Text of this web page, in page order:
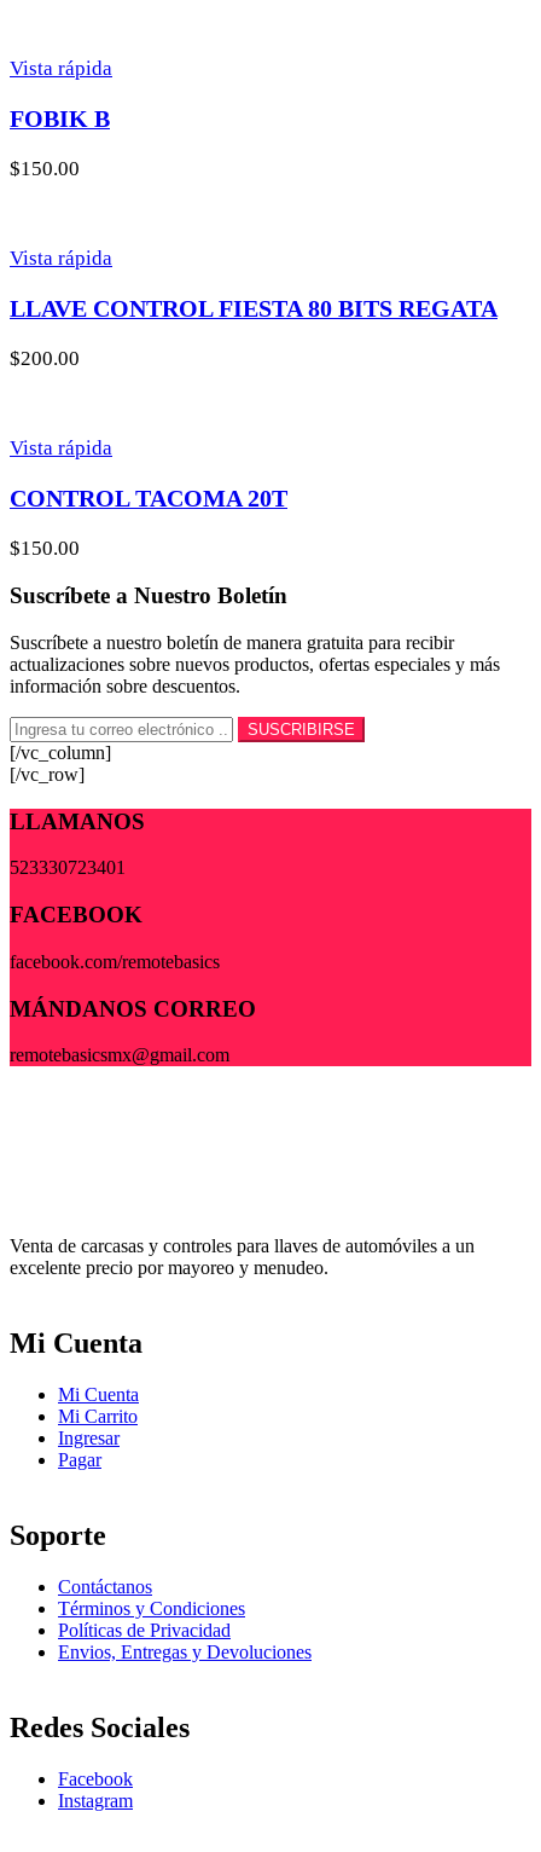
Vista rápida
FOBIK B
$150.00
Vista rápida
LLAVE CONTROL FIESTA 80 BITS REGATA
$200.00
Vista rápida
CONTROL TACOMA 20T
$150.00
Suscríbete a Nuestro Boletín
Suscríbete a nuestro boletín de manera gratuita para recibir
actualizaciones sobre nuevos productos, ofertas especiales y más
información sobre descuentos.
[/vc_column]
[/vc_row]
LLAMANOS
523330723401
FACEBOOK
facebook.com/remotebasics
MÁNDANOS CORREO
remotebasicsmx@gmail.com
Venta de carcasas y controles para llaves de automóviles a un
excelente precio por mayoreo y menudeo.
Mi Cuenta
Mi Cuenta
Mi Carrito
Ingresar
Pagar
Soporte
Contáctanos
Términos y Condiciones
Políticas de Privacidad
Envios, Entregas y Devoluciones
Redes Sociales
Facebook
Instagram